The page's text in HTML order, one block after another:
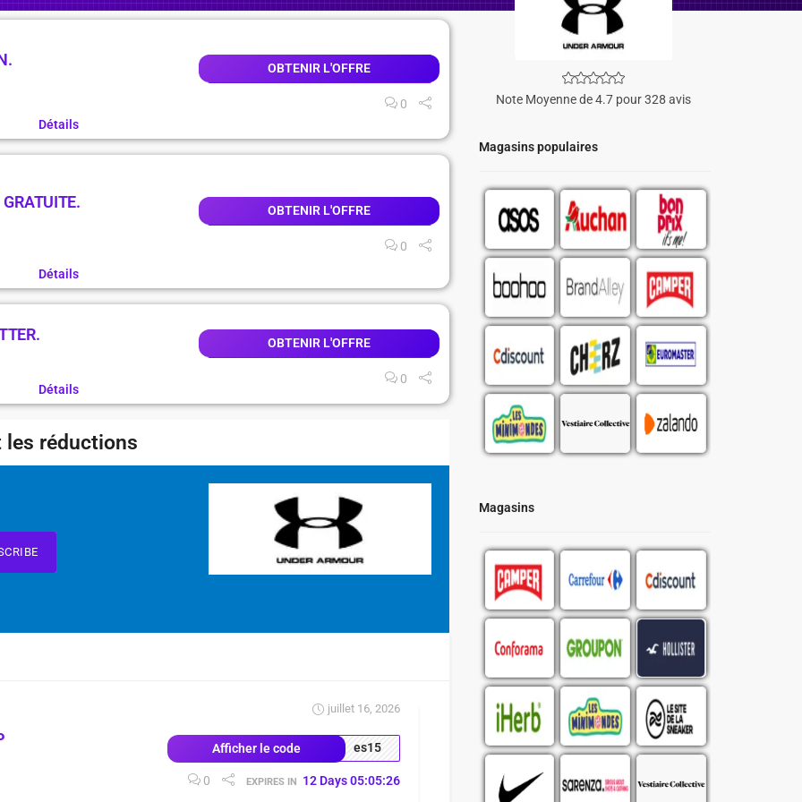
Note Moyenne de 4.7 pour 328 avis
Magasins populaires
Magasins
OBTENIR L'OFFRE
0
Détails
OBTENIR L'OFFRE
0
Détails
OBTENIR L'OFFRE
0
Détails
les réductions
juillet 16, 2026
Afficher le code es15
0 EXPIRES IN 12 Days 05:05:25